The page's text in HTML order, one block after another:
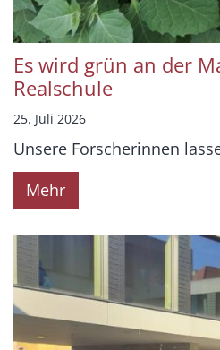
Es wird grün an der
Realschule
25. Juli 2026
Unsere Forscherinnen
Mehr